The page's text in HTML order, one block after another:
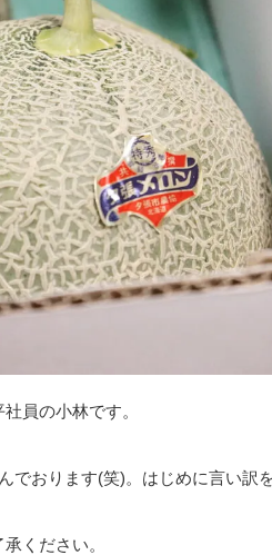
員の小林です。
でおります(笑)。はじめに言い訳
ください。